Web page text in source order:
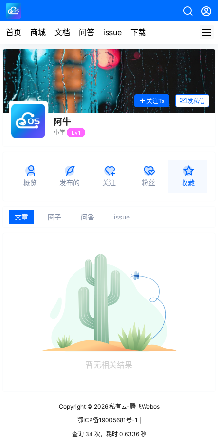
首页 商城 文档 问答 issue 下载
阿牛
小学 Lv1
关注Ta 发私信
概览 发布的 关注 粉丝 收藏
文章 圈子 问答 issue
暂无相关结果
Copyright © 2026私有云-腾飞Webos
鄂ICP备19005681号-1 |
查询 34 次，耗时 0.6336 秒